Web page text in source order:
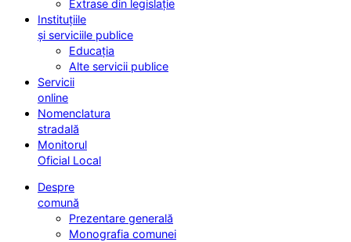
Extrase din legislație
Instituțiile
și serviciile publice
Educația
Alte servicii publice
Servicii
online
Nomenclatura
stradală
Monitorul
Oficial Local
Despre
comună
Prezentare generală
Monografia comunei